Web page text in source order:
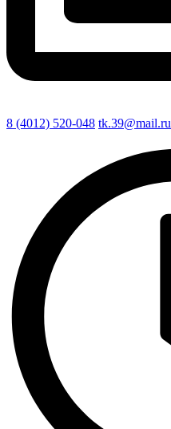
8 (4012) 520-048 tk.39@mail.ru